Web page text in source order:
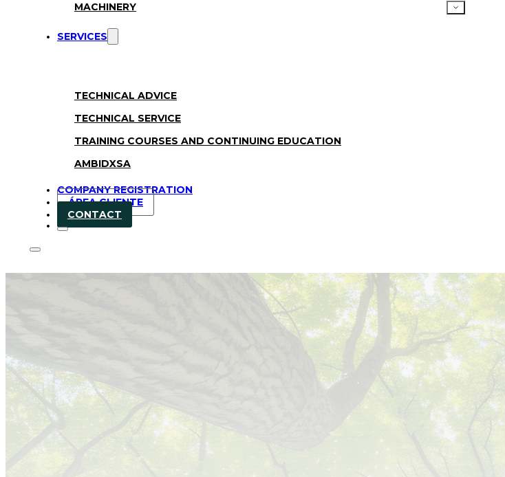
MACHINERY
SERVICES
TECHNICAL ADVICE
TECHNICAL SERVICE
TRAINING COURSES AND CONTINUING EDUCATION
AMBIDXSA
COMPANY REGISTRATION
ÁREA CLIENTE
CONTACT